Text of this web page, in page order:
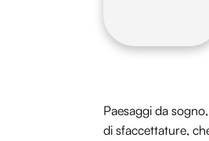
Paesaggi da
di sfaccettature,